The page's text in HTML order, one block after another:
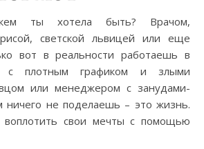
ты хотела быть? Врачом,
светской львицей или еще
вот в реальности работаешь в
с плотным графиком и злыми
или менеджером с занудами-
ничего не поделаешь – это жизнь.
свои мечты с помощью